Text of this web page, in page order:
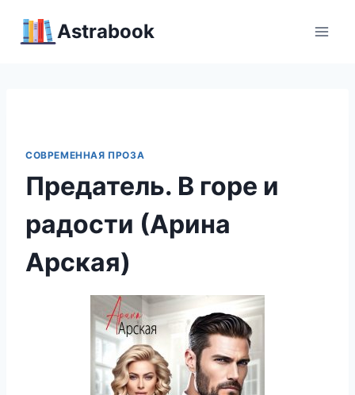
Аstrabook
СОВРЕМЕННАЯ ПРОЗА
Предатель. В горе и
радости (Арина
Арская)